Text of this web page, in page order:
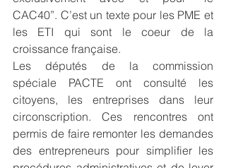
CAC40”. C’est un texte pour les PME et
les ETI qui sont le coeur de la
croissance française.
Les députés de la commission
spéciale PACTE ont consulté les
citoyens, les entreprises dans leur
circonscription. Ces rencontres ont
permis de faire remonter les demandes
des entrepreneurs pour simplifier les